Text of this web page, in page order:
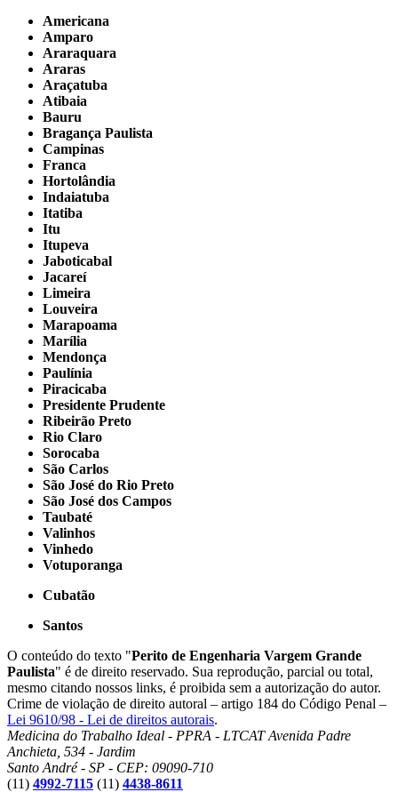
Americana
Amparo
Araraquara
Araras
Araçatuba
Atibaia
Bauru
Bragança Paulista
Campinas
Franca
Hortolândia
Indaiatuba
Itatiba
Itu
Itupeva
Jaboticabal
Jacareí
Limeira
Louveira
Marapoama
Marília
Mendonça
Paulínia
Piracicaba
Presidente Prudente
Ribeirão Preto
Rio Claro
Sorocaba
São Carlos
São José do Rio Preto
São José dos Campos
Taubaté
Valinhos
Vinhedo
Votuporanga
Cubatão
Santos
O conteúdo do texto "Perito de Engenharia Vargem Grande
Paulista" é de direito reservado. Sua reprodução, parcial ou total,
mesmo citando nossos links, é proibida sem a autorização do autor.
Crime de violação de direito autoral – artigo 184 do Código Penal –
Lei 9610/98 - Lei de direitos autorais.
Medicina do Trabalho Ideal - PPRA - LTCATAvenida Padre
Anchieta, 534 - Jardim
Santo André - SP - CEP: 09090-710
(11) 4992-7115 (11) 4438-8611